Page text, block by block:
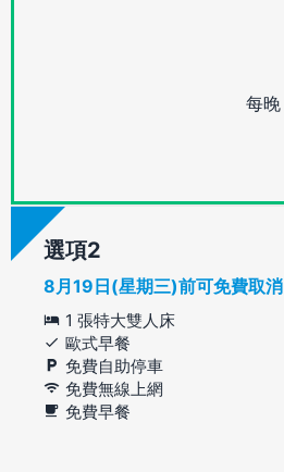
每晚
選項
8月19日(星期三)前可免費取消
1 張特大雙人床
歐式早餐
免費自助停車
免費無線上網
免費早餐